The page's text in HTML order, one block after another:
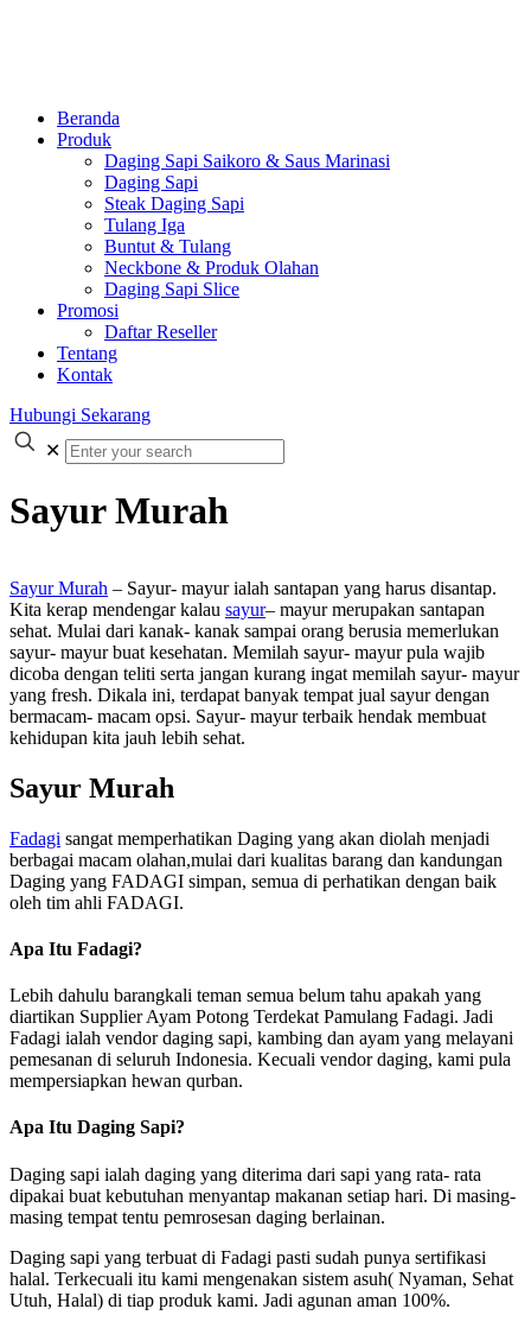
Beranda
Produk
Daging Sapi Saikoro & Saus Marinasi
Daging Sapi
Steak Daging Sapi
Tulang Iga
Buntut & Tulang
Neckbone & Produk Olahan
Daging Sapi Slice
Promosi
Daftar Reseller
Tentang
Kontak
Hubungi Sekarang
✕
Sayur Murah
Sayur Murah – Sayur- mayur ialah santapan yang harus disantap.
Kita kerap mendengar kalau sayur– mayur merupakan santapan
sehat. Mulai dari kanak- kanak sampai orang berusia memerlukan
sayur- mayur buat kesehatan. Memilah sayur- mayur pula wajib
dicoba dengan teliti serta jangan kurang ingat memilah sayur- mayur
yang fresh. Dikala ini, terdapat banyak tempat jual sayur dengan
bermacam- macam opsi. Sayur- mayur terbaik hendak membuat
kehidupan kita jauh lebih sehat.
Sayur Murah
Fadagi sangat memperhatikan Daging yang akan diolah menjadi
berbagai macam olahan,mulai dari kualitas barang dan kandungan
Daging yang FADAGI simpan, semua di perhatikan dengan baik
oleh tim ahli FADAGI.
Apa Itu Fadagi?
Lebih dahulu barangkali teman semua belum tahu apakah yang
diartikan Supplier Ayam Potong Terdekat Pamulang Fadagi. Jadi
Fadagi ialah vendor daging sapi, kambing dan ayam yang melayani
pemesanan di seluruh Indonesia. Kecuali vendor daging, kami pula
mempersiapkan hewan qurban.
Apa Itu Daging Sapi?
Daging sapi ialah daging yang diterima dari sapi yang rata- rata
dipakai buat kebutuhan menyantap makanan setiap hari. Di masing-
masing tempat tentu pemrosesan daging berlainan.
Daging sapi yang terbuat di Fadagi pasti sudah punya sertifikasi
halal. Terkecuali itu kami mengenakan sistem asuh( Nyaman, Sehat
Utuh, Halal) di tiap produk kami. Jadi agunan aman 100%.